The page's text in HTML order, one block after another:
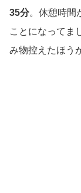
35分。休憩時間
ことになってま
み物控えたほう